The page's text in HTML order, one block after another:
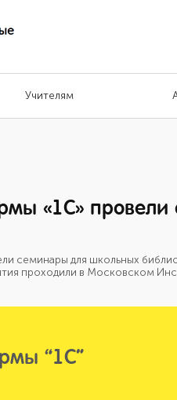
Учителям
«1C»
семинары для школьных
проходили в Московском
“1С”